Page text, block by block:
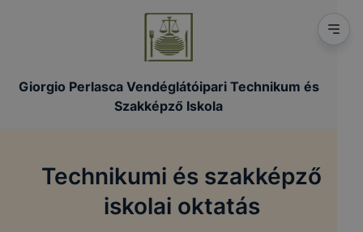
Giorgio Perlasca Vendéglátóipari Technikum és
Szakképző Iskola
Technikumi és szakképző
iskolai oktatás